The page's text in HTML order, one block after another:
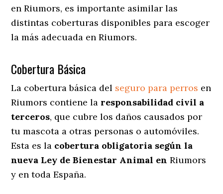
en Riumors, es importante asimilar las
distintas coberturas disponibles para escoger
la más adecuada en Riumors.
Cobertura Básica
La cobertura básica del seguro para perros en
Riumors contiene la responsabilidad civil a
terceros, que cubre los daños causados por
tu mascota a otras personas o automóviles.
Esta es la cobertura obligatoria según la
nueva Ley de Bienestar Animal enRiumors
y en toda España.